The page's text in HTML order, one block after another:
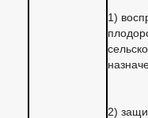
1)
2)